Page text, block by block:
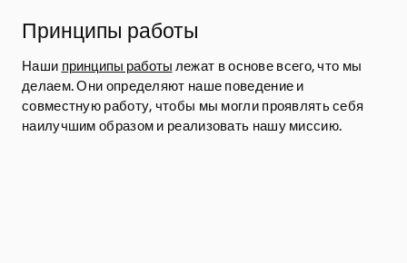
Принципы работы
Наши принципы работы лежат в основе всего, что мы
делаем. Они определяют наше поведение и
совместную работу, чтобы мы могли проявлять себя
наилучшим образом и реализовать нашу миссию.